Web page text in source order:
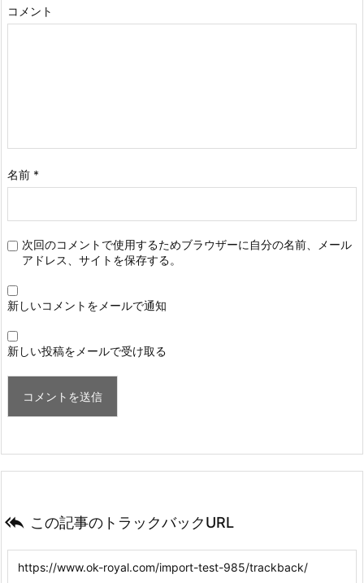
コメント
名前 *
次回のコメントで使用するためブラウザーに自分の名前、メール
アドレス、サイトを保存する。
新しいコメントをメールで通知
新しい投稿をメールで受け取る
 この記事のトラックバックURL